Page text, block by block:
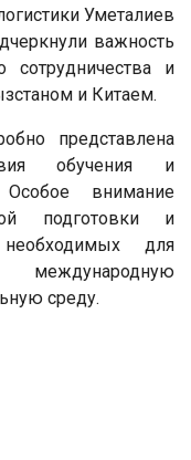
Уметалиев
важность
сотрудничества и
и Китаем.
представлена
обучения и
внимание
подготовки и
необходимых для
среду.